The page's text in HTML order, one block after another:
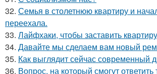
32. Семья в столетнюю квартиру и
переехала.
33. Лайфхаки, чтобы заставить
34. Давайте мы сделаем вам новый
35. Как выглядит сейчас современный
36. Вопрос, на который смогут ответить